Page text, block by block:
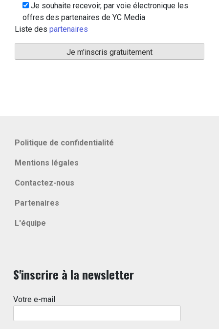
Je souhaite recevoir, par voie électronique les
offres des partenaires de YC Media
Liste des partenaires
Politique de confidentialité
Mentions légales
Contactez-nous
Partenaires
L'équipe
S'inscrire à la newsletter
Votre e-mail